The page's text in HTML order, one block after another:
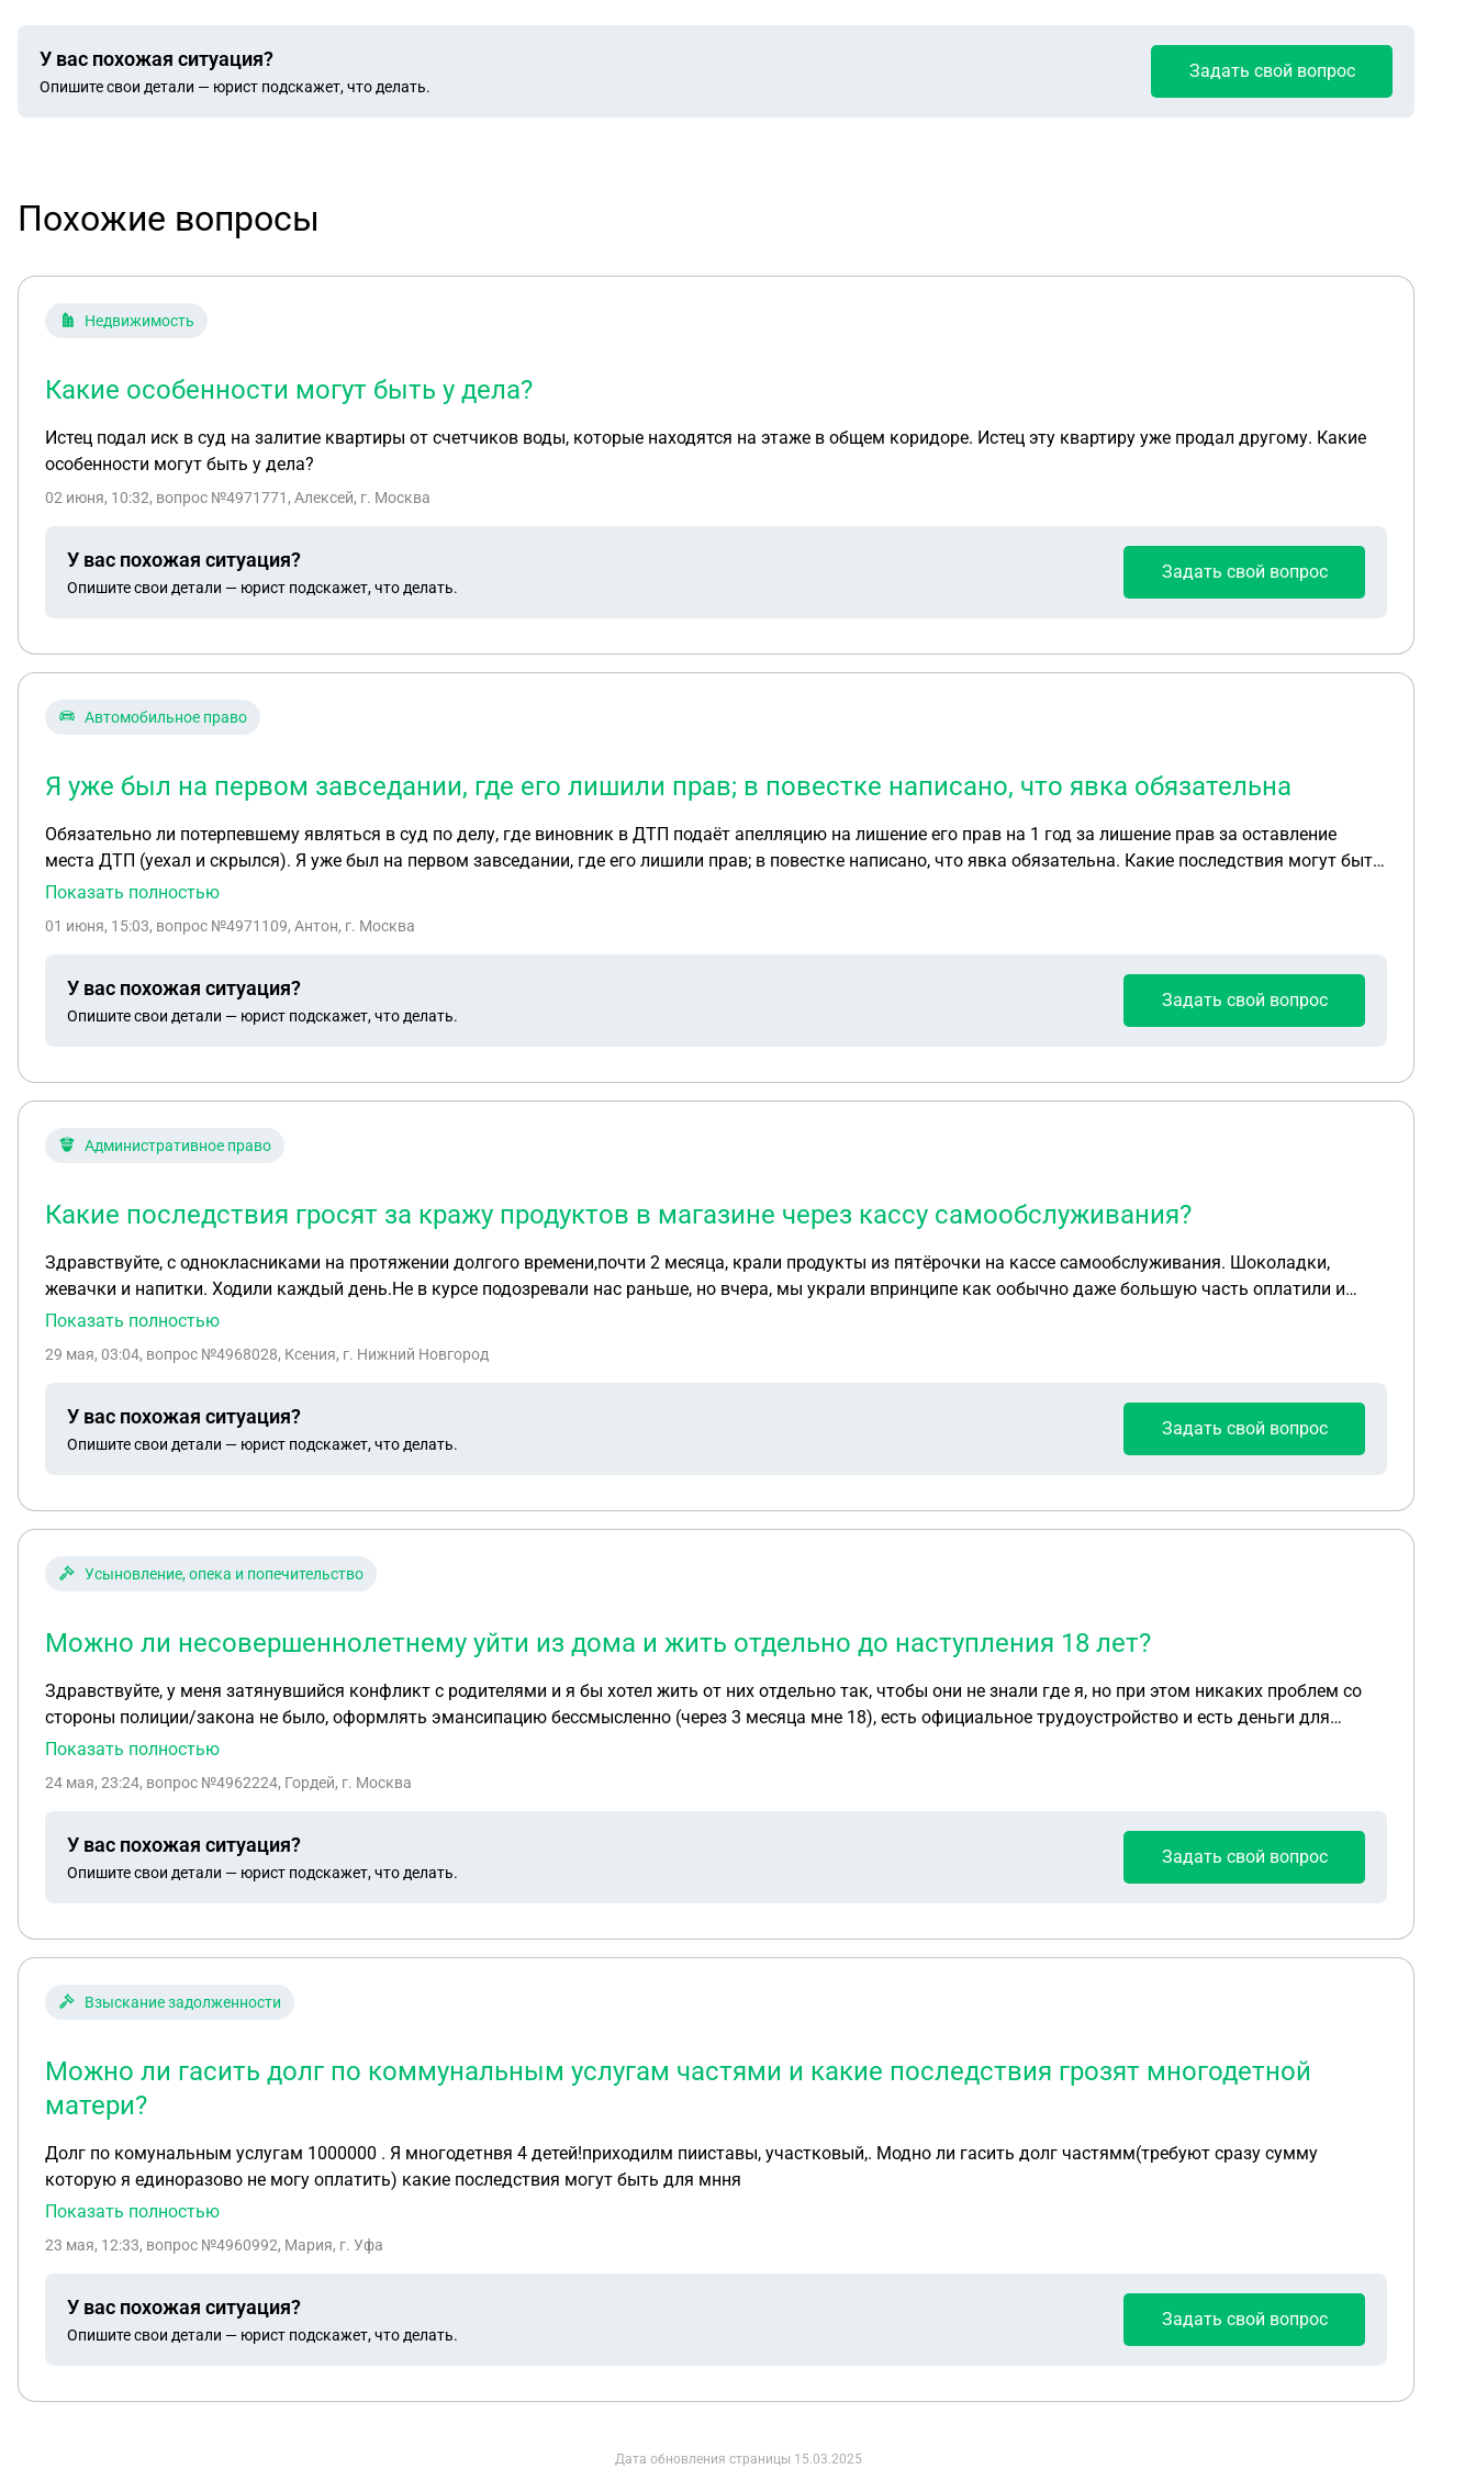
У вас похожая ситуация?
Опишите свои детали — юрист подскажет, что делать.
Задать свой вопрос
Похожие вопросы
Недвижимость
Какие особенности могут быть у дела?
Истец подал иск в суд на залитие квартиры от счетчиков воды, которые находятся на этаже в общем коридоре. Истец эту квартиру уже продал другому. Какие
особенности могут быть у дела?
02 июня, 10:32, вопрос №4971771, Алексей, г. Москва
У вас похожая ситуация?
Опишите свои детали — юрист подскажет, что делать.
Задать свой вопрос
Автомобильное право
Я уже был на первом завседании, где его лишили прав; в повестке написано, что явка обязательна
Обязательно ли потерпевшему являться в суд по делу, где виновник в ДТП подаёт апелляцию на лишение его прав на 1 год за лишение прав за оставление
места ДТП (уехал и скрылся). Я уже был на первом завседании, где его лишили прав; в повестке написано, что явка обязательна. Какие последствия могут быть
за то, что я (потерпевший) не явлюсь и не пришлю своего представителя?
Показать полностью
01 июня, 15:03, вопрос №4971109, Антон, г. Москва
У вас похожая ситуация?
Опишите свои детали — юрист подскажет, что делать.
Задать свой вопрос
Административное право
Какие последствия гросят за кражу продуктов в магазине через кассу самообслуживания?
Здравствуйте, с однокласниками на протяжении долгого времени,почти 2 месяца, крали продукты из пятëрочки на кассе самообслуживания. Шоколадки,
жевачки и напитки. Ходили каждый день.Не в курсе подозревали нас раньше, но вчера, мы украли впринципе как ообычно даже большую часть оплатили и
потом нам передают друзья, что нас ищут. Какие последствия могут быть? Будут ли крутить камеры и проверять остальные дни? Какое наказание мы
Показать полностью
29 мая, 03:04, вопрос №4968028, Ксения, г. Нижний Новгород
У вас похожая ситуация?
Опишите свои детали — юрист подскажет, что делать.
Задать свой вопрос
Усыновление, опека и попечительство
Можно ли несовершеннолетнему уйти из дома и жить отдельно до наступления 18 лет?
Здравствуйте, у меня затянувшийся конфликт с родителями и я бы хотел жить от них отдельно так, чтобы они не знали где я, но при этом никаких проблем со
стороны полиции/закона не было, оформлять эмансипацию бессмысленно (через 3 месяца мне 18), есть официальное трудоустройство и есть деньги для
обеспечения себя самостоятельно, также есть друг которому 18 и он готов снимать со мной квартиру напополам. Могу ли я оставить записку дома о том что
новый номер телефона такой то, претензий к другу не имею, прошу меня не искать жизни и здоровью ничего не угрожает, а также попросить не раскрывать мое
так как конфликт исключительно между нами и не распространяется на других, а также у меня есть младшие родственники которых все устраивает и я не
хотел бы протить им жизнь.
Показать полностью
24 мая, 23:24, вопрос №4962224, Гордей, г. Москва
У вас похожая ситуация?
Опишите свои детали — юрист подскажет, что делать.
Задать свой вопрос
Взыскание задолженности
Можно ли гасить долг по коммунальным услугам частями и какие последствия грозят многодетной
матери?
Долг по комунальным услугам 1000000 . Я многодетнвя 4 детей!приходилм пииставы, участковый,. Модно ли гасить долг частямм(требуют сразу сумму
которую я единоразово не могу оплатить) какие последствия могут быть для мння
Показать полностью
23 мая, 12:33, вопрос №4960992, Мария, г. Уфа
У вас похожая ситуация?
Опишите свои детали — юрист подскажет, что делать.
Задать свой вопрос
Дата обновления страницы 15.03.2025